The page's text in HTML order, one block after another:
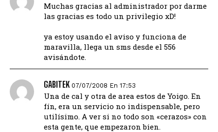
Muchas gracias al administrador por darme
las gracias es todo un privilegio xD!
ya estoy usando el aviso y funciona de
maravilla, llega un sms desde el 556
avisándote.
GABITEK 07/07/2008 En 17:53
Una de cal y otra de area estos de Yoigo. En
fín, era un servicio no indispensable, pero
utilísimo. A ver si no todo son «cerazos» con
esta gente, que empezaron bien.